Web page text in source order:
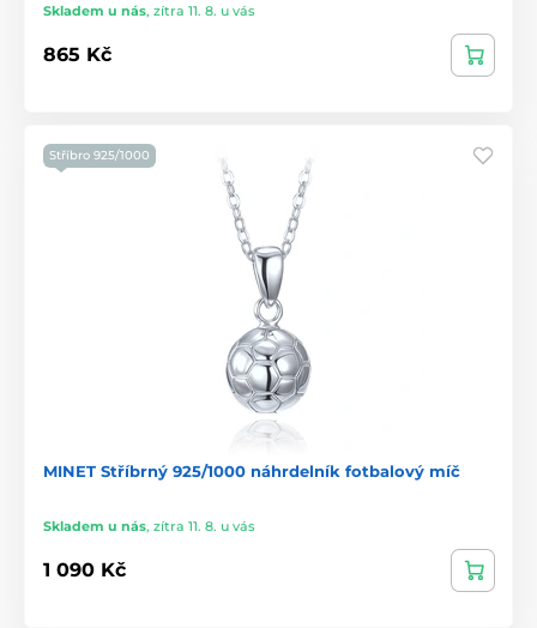
Skladem u nás, zítra 11. 8. u vás
865 Kč
Stříbro 925/1000
MINET Stříbrný 925/1000 náhrdelník fotbalový míč
Skladem u nás, zítra 11. 8. u vás
1 090 Kč